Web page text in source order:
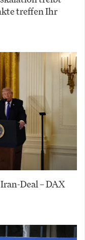
treffen Ihr
Deal – DAX